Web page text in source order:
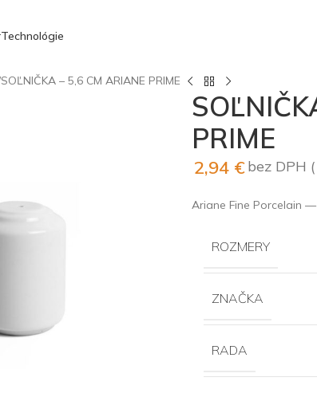
Technológie
SOĽNIČKA – 5,6 CM ARIANE PRIME
PRIME
2,94 €bez DPH (
Ariane Fine Porcelain
ROZMERY
ZNAČKA
RADA